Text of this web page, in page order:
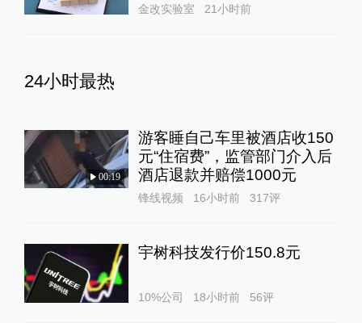
金改实验室 21小时前
24小时最热
00:19
游客睡自己车里被酒店收150
元“住宿费”，监管部门介入后
酒店退款并赔偿1000元
锋线视频 16小时前 317评
宇树科技发行价150.8元
10%公司 18小时前 56评